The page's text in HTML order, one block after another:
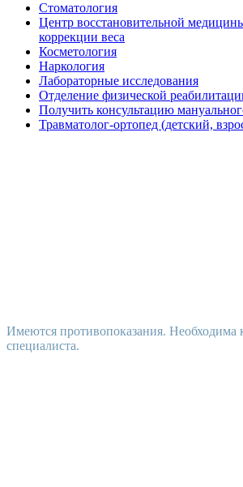
Стоматология
Центр восстановительной
коррекции веса
Косметология
Наркология
Лабораторные исследования
Отделение физической
Получить консультацию
Травматолог-ортопед (детский,
Имеются противопоказания. Необходима
специалиста.